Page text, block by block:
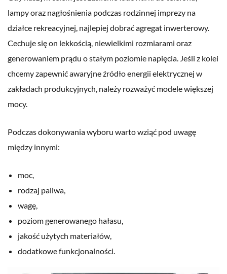
lampy oraz nagłośnienia podczas rodzinnej imprezy na
działce rekreacyjnej, najlepiej dobrać agregat inwerterowy.
Cechuje się on lekkością, niewielkimi rozmiarami oraz
generowaniem prądu o stałym poziomie napięcia. Jeśli z kolei
chcemy zapewnić awaryjne źródło energii elektrycznej w
zakładach produkcyjnych, należy rozważyć modele większej
mocy.
Podczas dokonywania wyboru warto wziąć pod uwagę
między innymi:
moc,
rodzaj paliwa,
wagę,
poziom generowanego hałasu,
jakość użytych materiałów,
dodatkowe funkcjonalności.